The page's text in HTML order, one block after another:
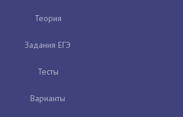
Теория
Задания ЕГЭ
Тесты
Варианты